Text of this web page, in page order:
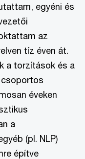
egyéni és
az
tíz éven át.
a torzítások és a
éveken
a
(pl. NLP)
építve